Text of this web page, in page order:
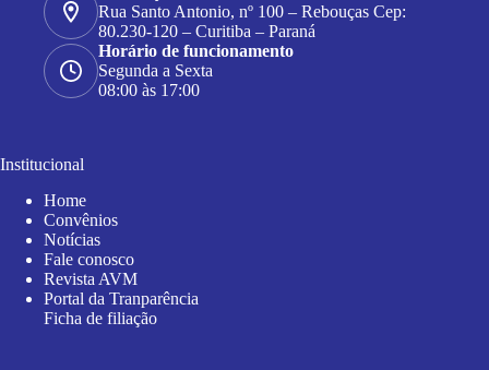
Rua Santo Antonio, nº 100 – Rebouças Cep:
80.230-120 – Curitiba – Paraná
Horário de funcionamento
Segunda a Sexta
08:00 às 17:00
Institucional
Home
Convênios
Notícias
Fale conosco
Revista AVM
Portal da Tranparência
Ficha de filiação